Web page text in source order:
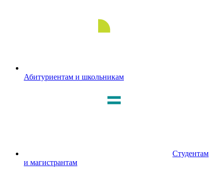
Абитуриентам и школьникам
Студентам
и магистрантам